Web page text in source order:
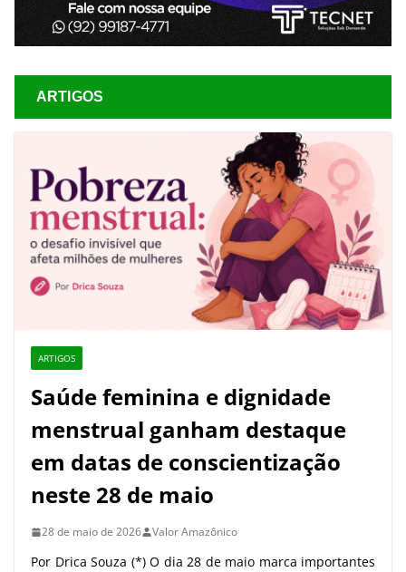
ARTIGOS
ARTIGOS
Saúde feminina e dignidade
menstrual ganham destaque
em datas de conscientização
neste 28 de maio
28 de maio de 2026 Valor Amazônico
Por Drica Souza (*) O dia 28 de maio marca importantes